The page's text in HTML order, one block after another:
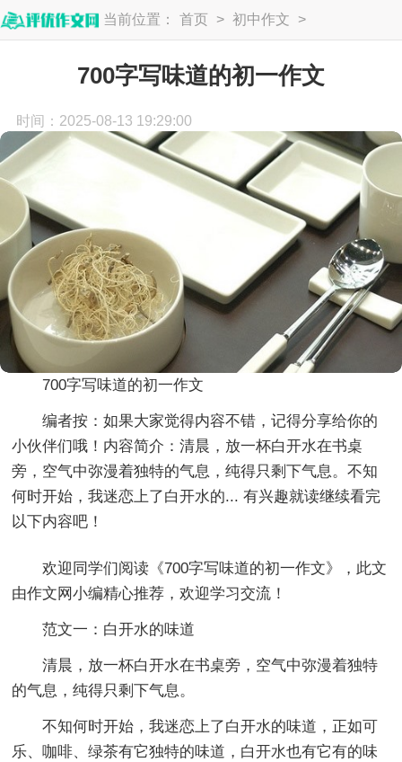
当前位置： 首页 > 初中作文 >
初一作文
700字写味道的初一作文
时间：2025-08-13 19:29:00
700字写味道的初一作文
编者按：如果大家觉得内容不错，记得分享给你的
小伙伴们哦！内容简介：清晨，放一杯白开水在书桌
旁，空气中弥漫着独特的气息，纯得只剩下气息。不知
何时开始，我迷恋上了白开水的... 有兴趣就读继续看完
以下内容吧！
欢迎同学们阅读《700字写味道的初一作文》，此文
由作文网小编精心推荐，欢迎学习交流！
范文一：白开水的味道
清晨，放一杯白开水在书桌旁，空气中弥漫着独特
的气息，纯得只剩下气息。
不知何时开始，我迷恋上了白开水的味道，正如可
乐、咖啡、绿茶有它独特的味道，白开水也有它有的味